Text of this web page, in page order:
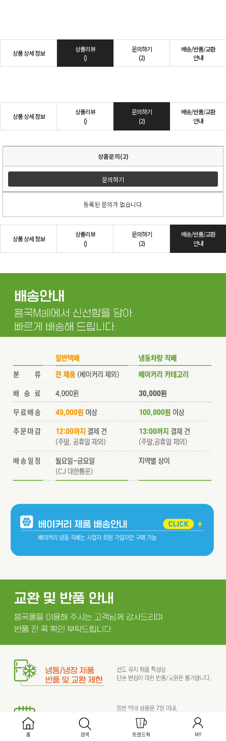
상품 상세 정보
상품리뷰
()
문의하기
(2)
배송/반품/교환
안내
상품 상세 정보
상품리뷰
()
문의하기
(2)
배송/반품/교환
안내
상품문의(2)
문의하기
등록된 문의가 없습니다.
상품 상세 정보
상품리뷰
()
문의하기
(2)
배송/반품/교환
안내
홈 검색 트렌드픽 MY